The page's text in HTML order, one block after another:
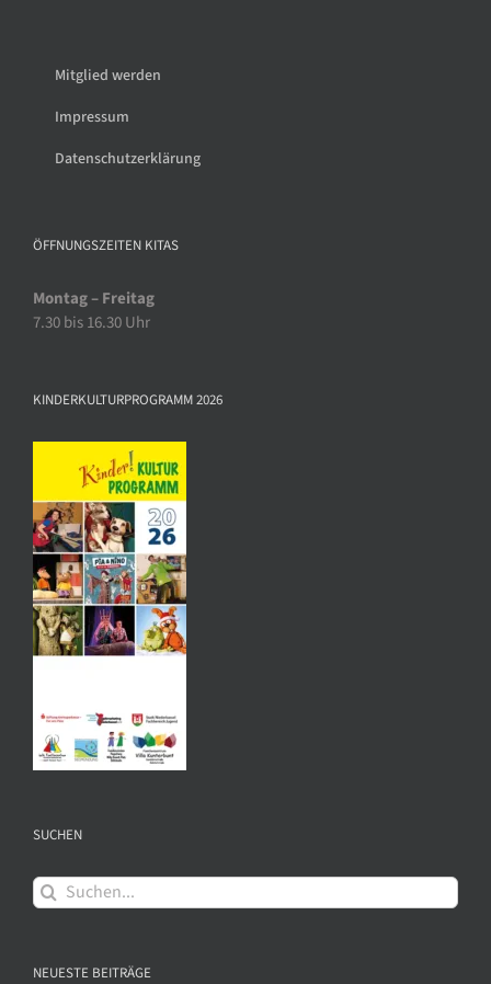
Mitglied werden
Impressum
Datenschutzerklärung
ÖFFNUNGSZEITEN KITAS
Montag – Freitag
7.30 bis 16.30 Uhr
KINDERKULTURPROGRAMM 2026
SUCHEN
Suche
nach:
NEUESTE BEITRÄGE